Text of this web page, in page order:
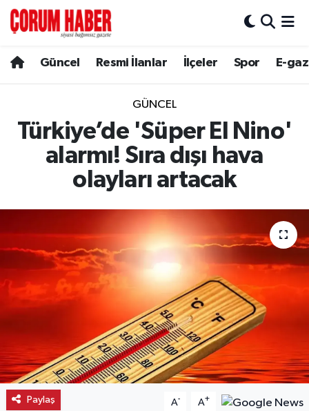
Güncel Resmi İlanlar İlçeler Spor E-
GÜNCEL
Türkiye’de 'Süper El Nino'
alarmı! Sıra dışı hava
olayları artacak
Paylaş A- A+
Spor
Resmi İlanlar
Alaca
Dodurga
İskilip
Laçin
Mecitözü
Hava Durumu
Çorum Namaz Vakitleri
Trafik Durumu
Süper Lig Puan Durumu ve Fikstür
Son Dakika Haberleri
Haber Arşivi